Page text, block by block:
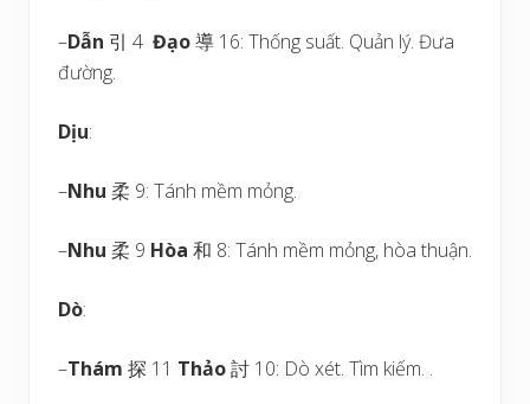
–Dẫn 引 4 Đạo導 16: Thống suất. Quản lý. Đưa
đường.
Dịu:
–Nhu 柔 9: Tánh mềm mỏng.
–Nhu 柔 9 Hòa 和 8: Tánh mềm mỏng, hòa thuận.
Dò:
–Thám 探 11 Thảo討 10: Dò xét. Tìm kiếm. .